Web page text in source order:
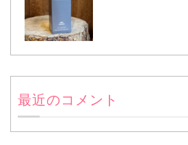
最近のコメント